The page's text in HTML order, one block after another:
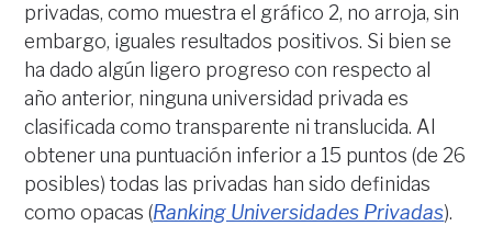
privadas, como muestra el gráfico 2, no arroja, sin
embargo, iguales resultados positivos. Si bien se
ha dado algún ligero progreso con respecto al
año anterior, ninguna universidad privada es
clasificada como transparente ni translucida. Al
obtener una puntuación inferior a 15 puntos (de 26
posibles) todas las privadas han sido definidas
como opacas (Ranking Universidades Privadas).